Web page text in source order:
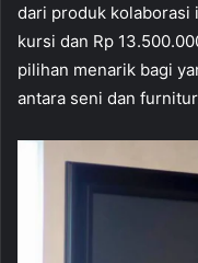
dari produk kolaborasi
kursi dan Rp
pilihan menarik bagi
antara seni dan